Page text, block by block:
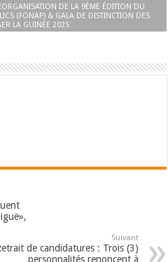
DE LA 9ÈME ÉDITION DU
(FONAP) & GALA DE DISTINCTION DES
LA GUINÉE 2025
Suivant
de candidatures : Trois (3)
personnalités renoncent à